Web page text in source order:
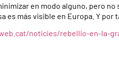
en modo alguno, pero
es más visible en Europa. Y por
noticies/rebellio-en-la-